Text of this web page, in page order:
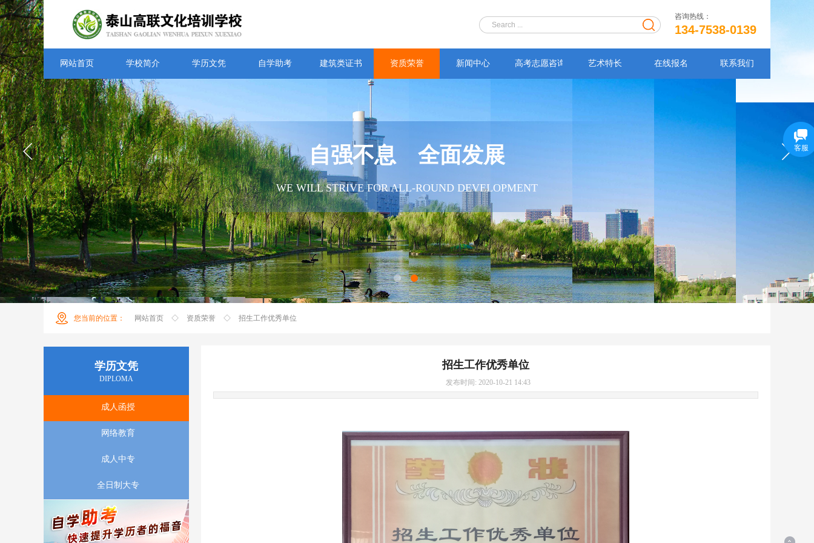
自强不息 全面发展
WE WILL STRIVE FOR ALL-ROUND DEVELOPMENT
您当前的位置 ： 网站首页 ◇ 资质荣誉 ◇ 招生工作优秀单位
招生工作优秀单位
发布时间: 2020-10-21 14:43
学历文凭
DIPLOMA
成人函授
网络教育
成人中专
全日制大专
网站首页 学校简介 学历文凭 自学助考 建筑类证书 资质荣誉 新闻中心 高考志愿咨询 艺术特长 在线报名 联系我们
咨询热线：
134-7538-0139
客服